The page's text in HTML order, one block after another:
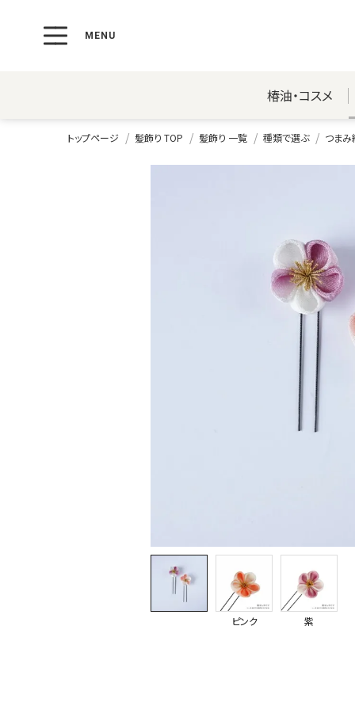
椿油・コスメ
トップページ 髪飾り TOP 髪飾り 一覧 種類で選ぶ つま
ピンク 紫